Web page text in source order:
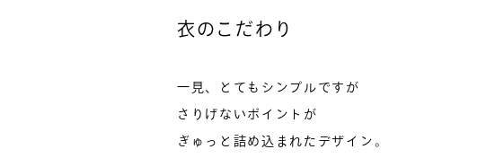
衣のこだわり
一見、とてもシンプルですが
さりげないポイントが
ぎゅっと詰め込まれたデザイン。